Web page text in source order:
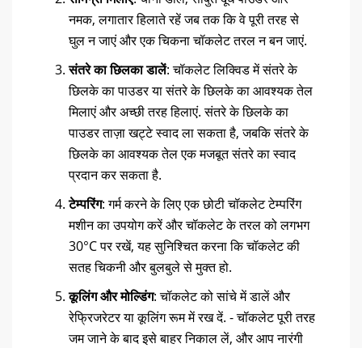
नमक, लगातार हिलाते रहें जब तक कि वे पूरी तरह से
घुल न जाएं और एक चिकना चॉकलेट तरल न बन जाएं.
संतरे का छिलका डालें: चॉकलेट लिक्विड में संतरे के
छिलके का पाउडर या संतरे के छिलके का आवश्यक तेल
मिलाएं और अच्छी तरह हिलाएं. संतरे के छिलके का
पाउडर ताज़ा खट्टे स्वाद ला सकता है, जबकि संतरे के
छिलके का आवश्यक तेल एक मजबूत संतरे का स्वाद
प्रदान कर सकता है.
टेम्परिंग: गर्म करने के लिए एक छोटी चॉकलेट टेम्परिंग
मशीन का उपयोग करें और चॉकलेट के तरल को लगभग
30°C पर रखें, यह सुनिश्चित करना कि चॉकलेट की
सतह चिकनी और बुलबुले से मुक्त हो.
कूलिंग और मोल्डिंग: चॉकलेट को सांचे में डालें और
रेफ्रिजरेटर या कूलिंग रूम में रख दें. - चॉकलेट पूरी तरह
जम जाने के बाद इसे बाहर निकाल लें, और आप नारंगी